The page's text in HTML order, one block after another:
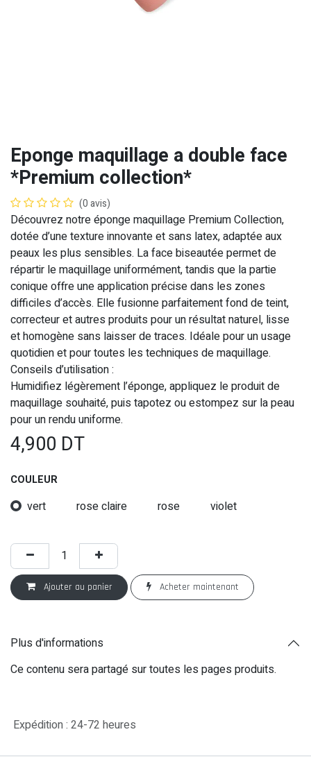
Eponge maquillage a double face
*Premium collection*
(0 avis)
Découvrez notre éponge maquillage Premium Collection,
dotée d’une texture innovante et sans latex, adaptée aux
peaux les plus sensibles. La face biseautée permet de
répartir le maquillage uniformément, tandis que la partie
conique offre une application précise dans les zones
difficiles d’accès. Elle fusionne parfaitement fond de teint,
correcteur et autres produits pour un résultat naturel, lisse
et homogène sans laisser de traces. Idéale pour un usage
quotidien et pour toutes les techniques de maquillage.
Conseils d’utilisation :
Humidifiez légèrement l’éponge, appliquez le produit de
maquillage souhaité, puis tapotez ou estompez sur la peau
pour un rendu uniforme.
4,900 DT
COULEUR
vert rose claire rose violet
Ajouter au panier Acheter maintenant
Plus d'informations
Ce contenu sera partagé sur toutes les pages produits.
Expédition : 24-72 heures